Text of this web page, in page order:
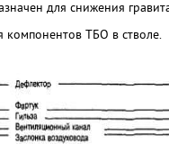
для снижения
компонентов ТБО в стволе.